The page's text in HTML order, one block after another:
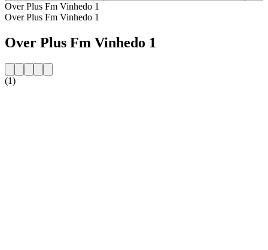
Over Plus Fm Vinhedo 1
Over Plus Fm Vinhedo 1
Over Plus Fm Vinhedo 1
(1)